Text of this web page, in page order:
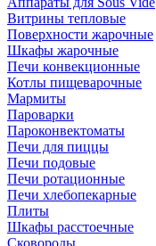
Витрины тепловые
Поверхности жарочные
Шкафы жарочные
Печи конвекционные
Котлы пищеварочные
Мармиты
Пароварки
Пароконвектоматы
Печи для пиццы
Печи подовые
Печи ротационные
Печи хлебопекарные
Плиты
Шкафы расстоечные
Сковороды